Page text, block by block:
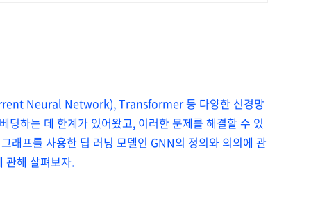
Neural Network), Transformer 등 다양한 신경망
하는 데 한계가 있어왔고, 이러한 문제를 해결할 수 있
래프를 사용한 딥 러닝 모델인 GNN의 정의와 의의에 관
관해 살펴보자.